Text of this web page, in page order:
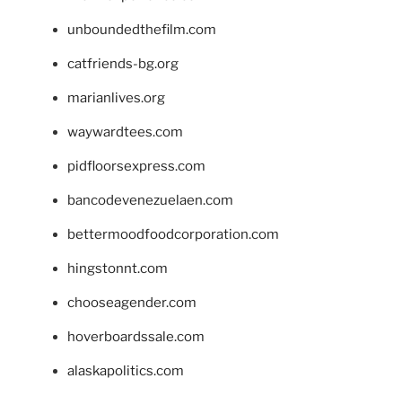
unboundedthefilm.com
catfriends-bg.org
marianlives.org
waywardtees.com
pidfloorsexpress.com
bancodevenezuelaen.com
bettermoodfoodcorporation.com
hingstonnt.com
chooseagender.com
hoverboardssale.com
alaskapolitics.com